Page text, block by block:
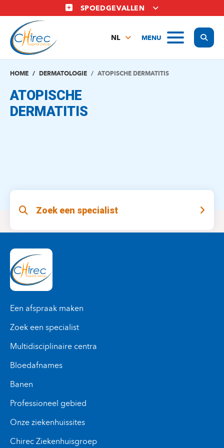
en
naar
inhoud
gaan
SPOEDGEVALLEN
MENU
NL
EN
HOME DERMATOLOGIE ATOPISCHE DERMATITIS
ATOPISCHE
DERMATITIS
Zoek een specialist
Een afspraak maken
Zoek een specialist
Multidisciplinaire centra
Bloedafnames
Banen
Professioneel gebied
Onze ziekenhuissites
Chirec Ziekenhuisgroep